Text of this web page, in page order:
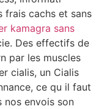
frais cachs et sans
kamagra sans
Des effectifs de
par les muscles
cialis, un Cialis
ce qu il faut
nos envois son